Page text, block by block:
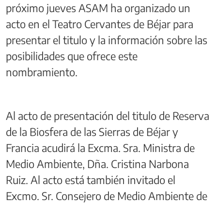
próximo jueves ASAM ha organizado un
acto en el Teatro Cervantes de Béjar para
presentar el titulo y la información sobre las
posibilidades que ofrece este
nombramiento.
Al acto de presentación del titulo de Reserva
de la Biosfera de las Sierras de Béjar y
Francia acudirá la Excma. Sra. Ministra de
Medio Ambiente, Dña. Cristina Narbona
Ruiz. Al acto está también invitado el
Excmo. Sr. Consejero de Medio Ambiente de